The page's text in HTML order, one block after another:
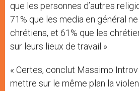
que les personnes d’autres
71% que les media en général
chrétiens, et 61% que les
sur leurs lieux de travail ».
« Certes, conclut Massimo
mettre sur le même plan la